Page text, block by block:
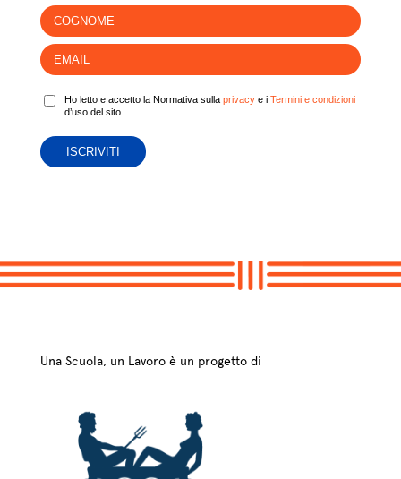
Ho letto e accetto la Normativa sulla privacye i Termini e condizioni
d’uso del sito
Una Scuola, un Lavoro è un progetto di